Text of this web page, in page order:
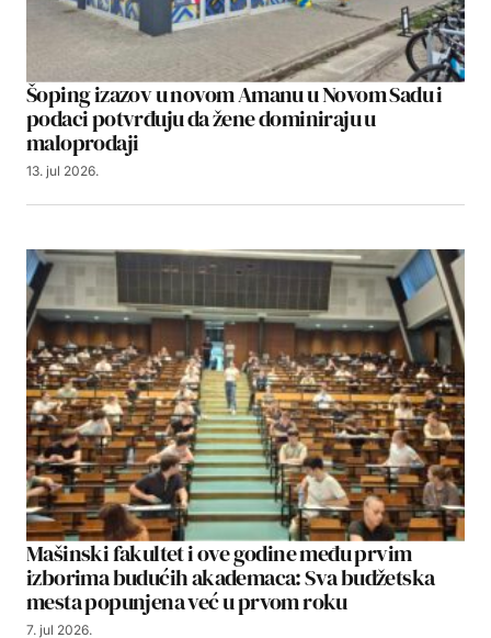
Šoping izazov u novom Amanu u Novom Sadu i
podaci potvrđuju da žene dominiraju u
maloprodaji
13. jul 2026.
Mašinski fakultet i ove godine među prvim
izborima budućih akademaca: Sva budžetska
mesta popunjena već u prvom roku
7. jul 2026.